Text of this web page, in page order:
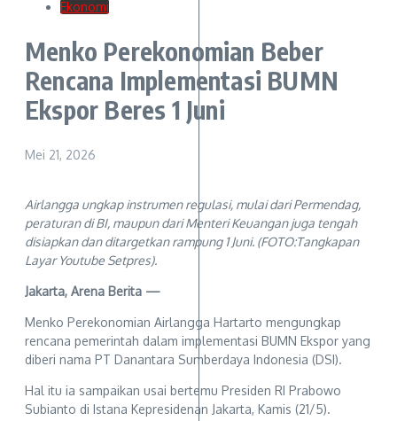
Ekonomi
Menko Perekonomian Beber
Rencana Implementasi BUMN
Ekspor Beres 1 Juni
Mei 21, 2026
Airlangga ungkap instrumen regulasi, mulai dari Permendag,
peraturan di BI, maupun dari Menteri Keuangan juga tengah
disiapkan dan ditargetkan rampung 1 Juni. (FOTO:Tangkapan
Layar Youtube Setpres).
Jakarta, Arena Berita —
Menko Perekonomian Airlangga Hartarto mengungkap
rencana pemerintah dalam implementasi BUMN Ekspor yang
diberi nama PT Danantara Sumberdaya Indonesia (DSI).
Hal itu ia sampaikan usai bertemu Presiden RI Prabowo
Subianto di Istana Kepresidenan Jakarta, Kamis (21/5).